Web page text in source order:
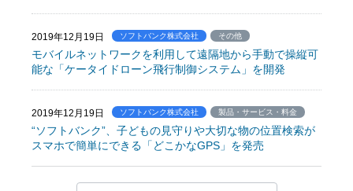
2019年12月19日 ソフトバンク株式会社 その他
モバイルネットワークを利用して遠隔地から手動で操縦可
能な「ケータイドローン飛行制御システム」を開発
2019年12月19日 ソフトバンク株式会社 製品・サービス・料金
“ソフトバンク”、子どもの見守りや大切な物の位置検索が
スマホで簡単にできる「どこかなGPS」を発売